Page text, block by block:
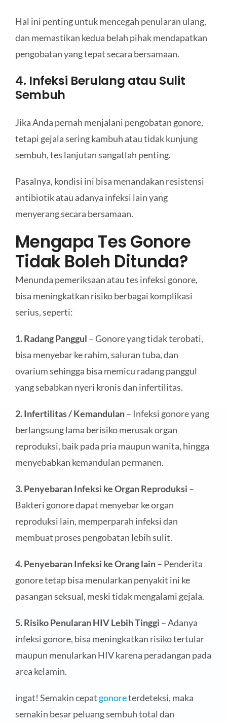
Hal ini penting untuk mencegah penularan ulang,
dan memastikan kedua belah pihak mendapatkan
pengobatan yang tepat secara bersamaan.
4. Infeksi Berulang atau Sulit
Sembuh
Jika Anda pernah menjalani pengobatan gonore,
tetapi gejala sering kambuh atau tidak kunjung
sembuh, tes lanjutan sangatlah penting.
Pasalnya, kondisi ini bisa menandakan resistensi
antibiotik atau adanya infeksi lain yang
menyerang secara bersamaan.
Mengapa Tes Gonore
Tidak Boleh Ditunda?
Menunda pemeriksaan atau tes infeksi gonore,
bisa meningkatkan risiko berbagai komplikasi
serius, seperti:
1. Radang Panggul – Gonore yang tidak terobati,
bisa menyebar ke rahim, saluran tuba, dan
ovarium sehingga bisa memicu radang panggul
yang sebabkan nyeri kronis dan infertilitas.
2. Infertilitas / Kemandulan– Infeksi gonore yang
berlangsung lama berisiko merusak organ
reproduksi, baik pada pria maupun wanita, hingga
menyebabkan kemandulan permanen.
3. Penyebaran Infeksi ke Organ Reproduksi –
Bakteri gonore dapat menyebar ke organ
reproduksi lain, memperparah infeksi dan
membuat proses pengobatan lebih sulit.
4. Penyebaran Infeksi ke Orang lain– Penderita
gonore tetap bisa menularkan penyakit ini ke
pasangan seksual, meski tidak mengalami gejala.
5. Risiko Penularan HIV Lebih Tinggi – Adanya
infeksi gonore, bisa meningkatkan risiko tertular
maupun menularkan HIV karena peradangan pada
area kelamin.
ingat! Semakin cepat gonoreterdeteksi, maka
semakin besar peluang sembuh total dan